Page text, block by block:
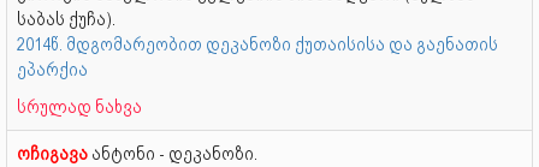
საბას ქუჩა).
2014წ. მდგომარეობით დეკანოზი ქუთაისისა და გაენათის
ეპარქია
სრულად ნახვა
ოჩიგავა ანტონი - დეკანოზი.